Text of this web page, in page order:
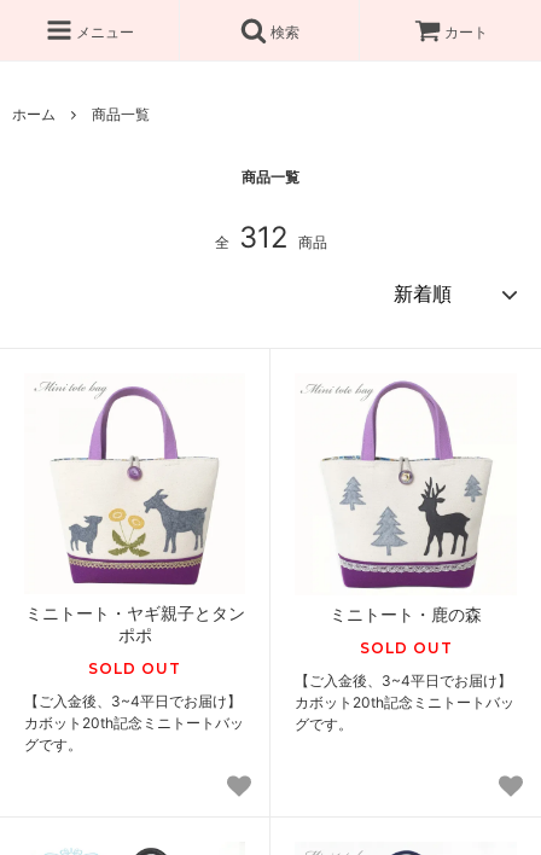
メニュー 検索 カート
ホーム 商品一覧
商品一覧
全 312 商品
ミニトート・ヤギ親子とタン
ポポ
SOLD OUT
【ご入金後、3~4平日でお届け】
カボット20th記念ミニトートバッ
グです。
ミニトート・鹿の森
SOLD OUT
【ご入金後、3~4平日でお届け】
カボット20th記念ミニトートバッ
グです。